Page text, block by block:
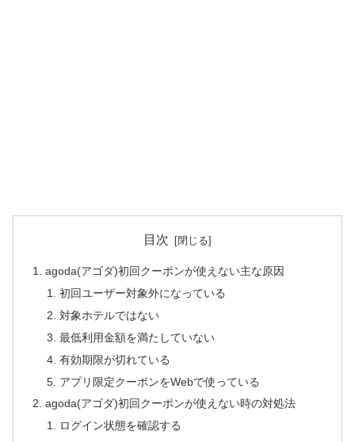
目次
agoda(アゴダ)初回クーポンが使えない主な原因
初回ユーザー対象外になっている
対象ホテルではない
最低利用金額を満たしていない
有効期限が切れている
アプリ限定クーポンをWebで使っている
agoda(アゴダ)初回クーポンが使えない時の対処法
ログイン状態を確認する